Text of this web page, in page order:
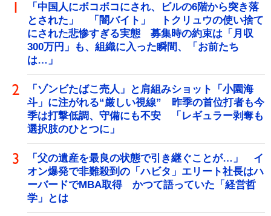
「中国人にボコボコにされ、ビルの6階から突き落
とされた」 「闇バイト」 トクリュウの使い捨て
にされた悲惨すぎる実態 募集時の約束は「月収
300万円」も、組織に入った瞬間、「お前たち
は…」
「ゾンビたばこ売人」と肩組みショット「小園海
斗」に注がれる“厳しい視線” 昨季の首位打者も今
季は打撃低調、守備にも不安 「レギュラー剥奪も
選択肢のひとつに」
「父の遺産を最良の状態で引き継ぐことが…」 イ
オン爆発で非難殺到の「ハビタ」エリート社長はハ
ーバードでMBA取得 かつて語っていた「経営哲
学」とは